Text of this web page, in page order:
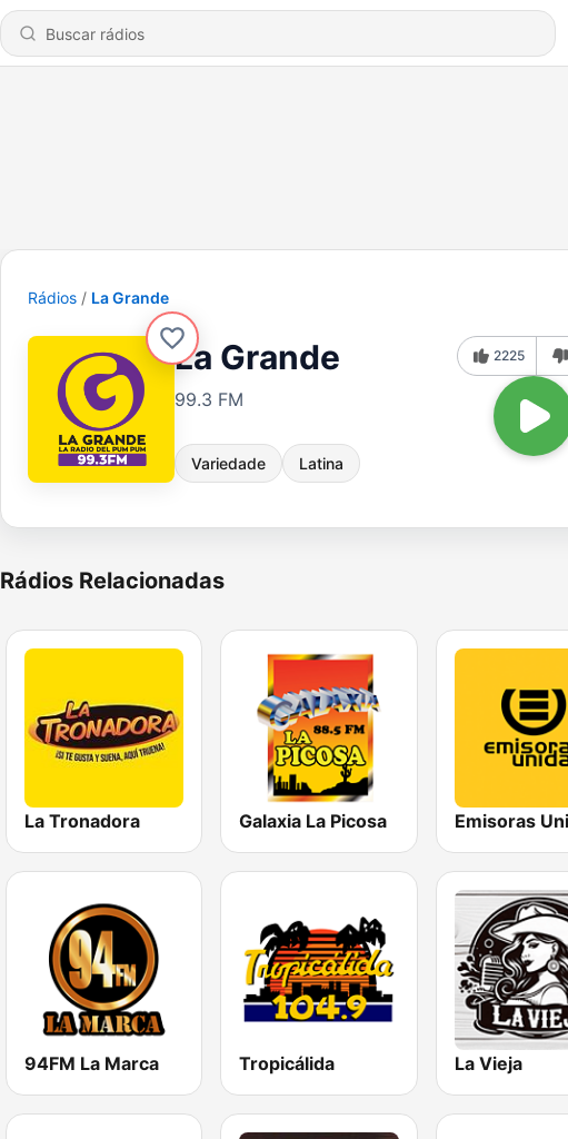
Rádios La Grande
La Grande
99.3 FM
Variedade Latina
2225
Rádios Relacionadas
La Tronadora Galaxia La Picosa Emisoras
94FM La Marca Tropicálida La Vieja